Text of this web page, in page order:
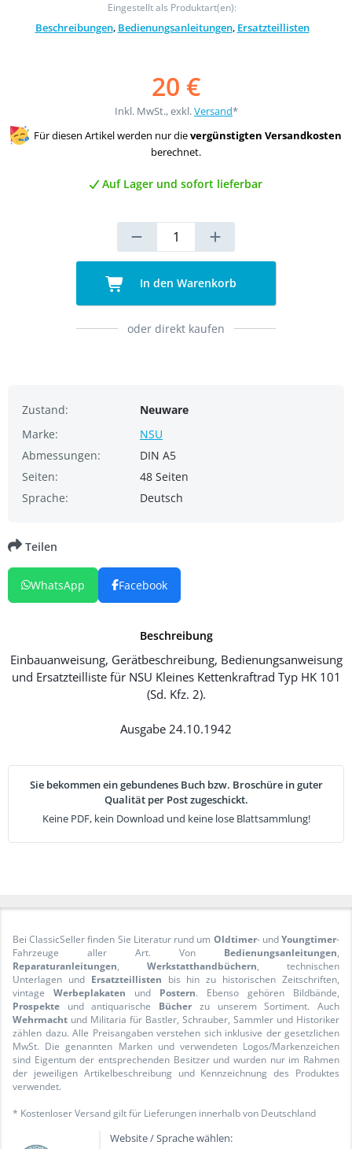
Eingestellt als Produktart(en):
Beschreibungen, Bedienungsanleitungen, Ersatzteillisten
20 €
Inkl. MwSt., exkl.Versand*
Für diesen Artikel werden nur dievergünstigten Versandkosten
berechnet.
Auf Lager und sofort lieferbar
In den Warenkorb
oder direkt kaufen
Zustand:
Neuware
Marke:
NSU
Abmessungen:
DIN A5
Seiten:
48 Seiten
Sprache:
Deutsch
Beschreibung
Einbauanweisung, Gerätbeschreibung, Bedienungsanweisung
und Ersatzteilliste für NSU Kleines Kettenkraftrad Typ HK 101
(Sd. Kfz. 2).
Ausgabe 24.10.1942
Sie bekommen ein gebundenes Buch bzw. Broschüre in guter
Qualität per Post zugeschickt.
Keine PDF, kein Download und keine lose Blattsammlung!
Teilen
WhatsApp Facebook
Bei ClassicSeller finden Sie Literatur rund um Oldtimer- undYoungtimer-
Fahrzeuge aller Art. Von Bedienungsanleitungen,
Reparaturanleitungen, Werkstatthandbüchern, technischen
Unterlagen und Ersatzteillisten bis hin zu historischen Zeitschriften,
vintage Werbeplakaten und Postern. Ebenso gehören Bildbände,
Prospekte und antiquarische Bücher zu unserem Sortiment. Auch
Wehrmacht und Militaria für Bastler, Schrauber, Sammler und Historiker
zählen dazu. Alle Preisangaben verstehen sich inklusive der gesetzlichen
MwSt. Die genannten Marken und verwendeten Logos/Markenzeichen
sind Eigentum der entsprechenden Besitzer und wurden nur im Rahmen
der jeweiligen Artikelbeschreibung und Kennzeichnung des Produktes
verwendet.
* Kostenloser Versand gilt für Lieferungen innerhalb von Deutschland
Website / Sprache wählen: